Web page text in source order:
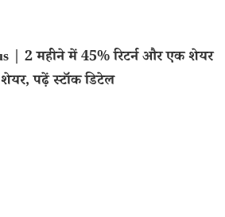
| 2 महीने में 45% रिटर्न और एक शेयर
पढ़ें स्टॉक डिटेल